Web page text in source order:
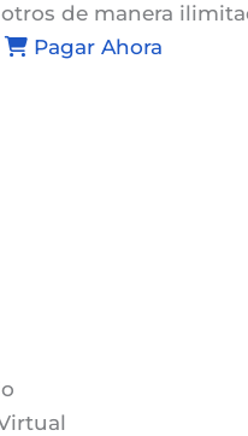
de manera
Pagar Ahora